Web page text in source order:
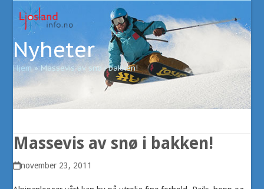
content
Open
mobile
menu
Close
mobile
menu
Nyheter
Hjem»Massevis av snø i bakken!
Massevis av snø i bakken!
november 23, 2011